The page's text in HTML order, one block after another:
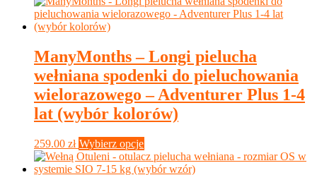
ManyMonths – Longi pielucha
wełniana spodenki do pieluchowania
wielorazowego – Adventurer Plus 1-4
lat (wybór kolorów)
259.00 zł Wybierz opcje
produkt
ma